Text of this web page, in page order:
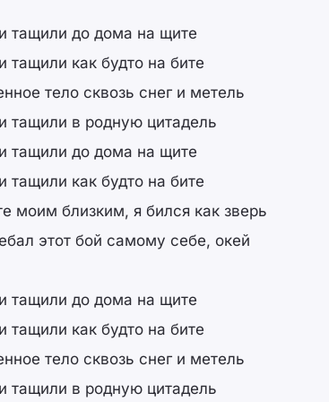
тащили до дома на щите
тащили как будто на бите
тело сквозь снег и метель
тащили в родную цитадель
тащили до дома на щите
тащили как будто на бите
моим близким, я бился как зверь
этот бой самому себе, окей
тащили до дома на щите
тащили как будто на бите
тело сквозь снег и метель
тащили в родную цитадель